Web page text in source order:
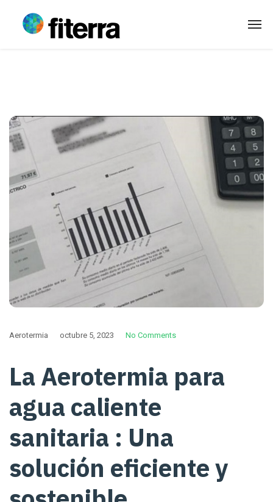
Aerotermia octubre 5, 2023 No Comments
La Aerotermia para
agua caliente
sanitaria : Una
solución eficiente y